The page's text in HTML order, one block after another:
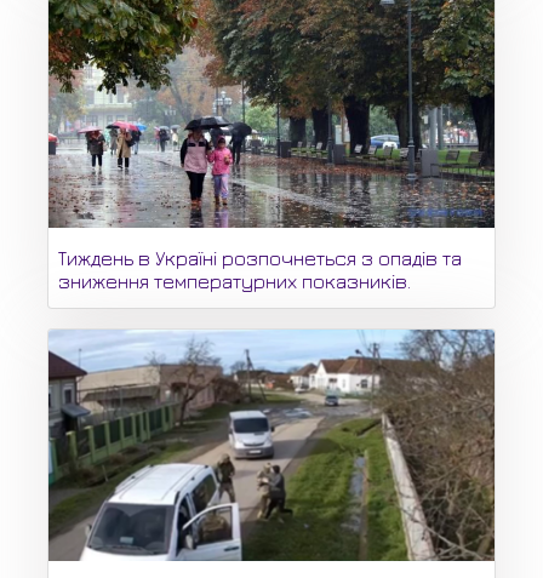
Тиждень в Україні розпочнеться з опадів та
зниження температурних показників.